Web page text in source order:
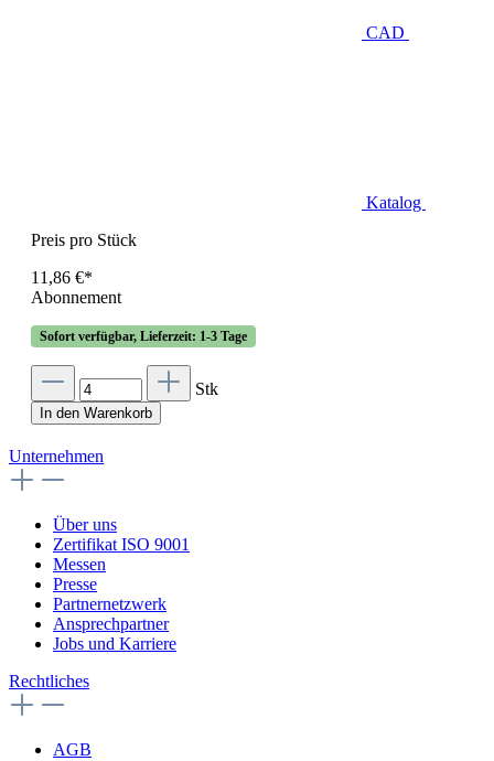
CAD
Katalog
Preis pro Stück
11,86 €*
Abonnement
Sofort verfügbar, Lieferzeit: 1-3 Tage
Stk
In den Warenkorb
Unternehmen
Über uns
Zertifikat ISO 9001
Messen
Presse
Partnernetzwerk
Ansprechpartner
Jobs und Karriere
Rechtliches
AGB